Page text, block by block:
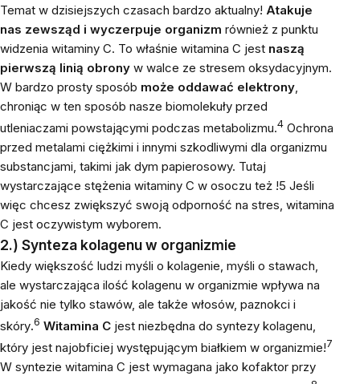
Temat w dzisiejszych czasach bardzo aktualny! Atakuje
nas zewsząd i wyczerpuje organizm również z punktu
widzenia witaminy C. To właśnie witamina C jest naszą
pierwszą linią obrony w walce ze stresem oksydacyjnym.
W bardzo prosty sposób może oddawać elektrony,
chroniąc w ten sposób nasze biomolekuły przed
utleniaczami powstającymi podczas metabolizmu.4 Ochrona
przed metalami ciężkimi i innymi szkodliwymi dla organizmu
substancjami, takimi jak dym papierosowy. Tutaj
wystarczające stężenia witaminy C w osoczu też !5 Jeśli
więc chcesz zwiększyć swoją odporność na stres, witamina
C jest oczywistym wyborem.
2.) Synteza kolagenu w organizmie
Kiedy większość ludzi myśli o kolagenie, myśli o stawach,
ale wystarczająca ilość kolagenu w organizmie wpływa na
jakość nie tylko stawów, ale także włosów, paznokci i
skóry.6 Witamina C jest niezbędna do syntezy kolagenu,
który jest najobficiej występującym białkiem w organizmie!7
W syntezie witamina C jest wymagana jako kofaktor przy